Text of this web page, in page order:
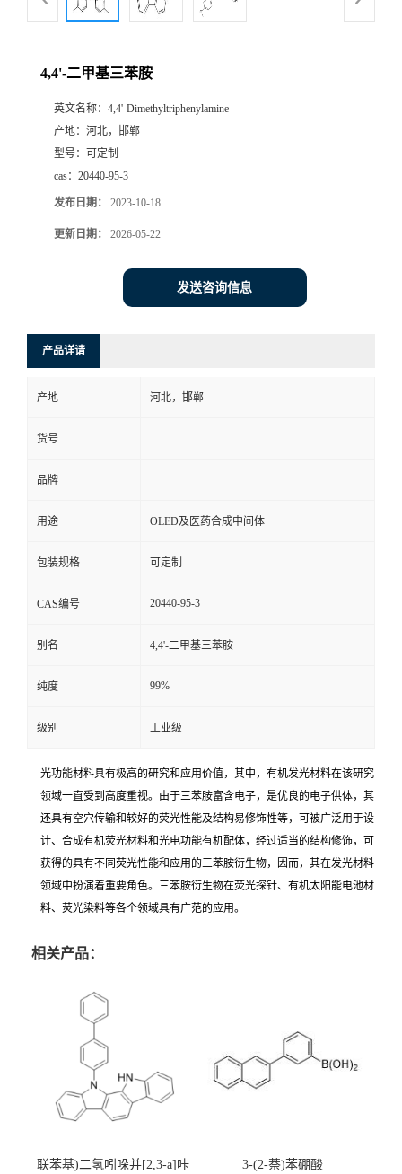
4,4'-二甲基三苯胺
英文名称： 4,4'-Dimethyltriphenylamine
产地： 河北，邯郸
型号：
可定制
cas： 20440-95-3
发布日期： 2023-10-18
更新日期： 2026-05-22
发送咨询信息
产品详请
产地 河北，邯郸
货号
品牌
用途 OLED及医药合成中间体
包装规格 可定制
CAS编号 20440-95-3
别名 4,4'-二甲基三苯胺
纯度 99%
级别 工业级
光功能材料具有极高的研究和应用价值，其中，有机发光材料在该研究
领域一直受到高度重视。由于三苯胺富含电子，是优良的电子供体，其
还具有空穴传输和较好的荧光性能及结构易修饰性等，可被广泛用于设
计、合成有机荧光材料和光电功能有机配体，经过适当的结构修饰，可
获得的具有不同荧光性能和应用的三苯胺衍生物，因而，其在发光材料
领域中扮演着重要角色。三苯胺衍生物在荧光探针、有机太阳能电池材
料、荧光染料等各个领域具有广范的应用。
相关产品：
联苯基)二氢吲哚并[2,3-a]咔
3-(2-萘)苯硼酸